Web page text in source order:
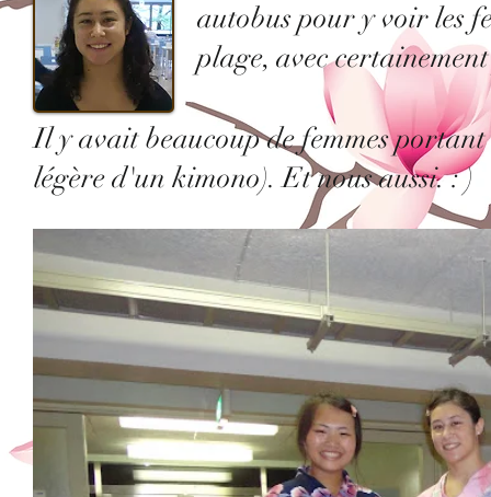
autobus pour y voir les
plage, avec
Il y avait beaucoup de femmes
légère d'un kimono). Et nous aussi. : )